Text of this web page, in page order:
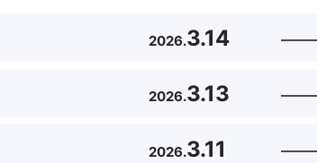
2026.3.14
2026.3.13
2026.3.11